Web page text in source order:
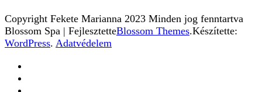
Copyright Fekete Marianna 2023 Minden jog fenntartva
Blossom Spa | FejlesztetteBlossom Themes.Készítette:
WordPress. Adatvédelem